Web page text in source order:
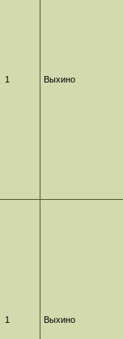
1 Выхино
1 Выхино